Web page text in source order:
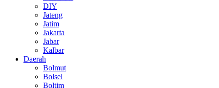
DIY
Jateng
Jatim
Jakarta
Jabar
Kalbar
Daerah
Bolmut
Bolsel
Boltim